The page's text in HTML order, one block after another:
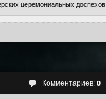
церемониальных доспехов.
Комментариев: 0